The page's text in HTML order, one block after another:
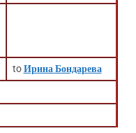
toИрина Бондарева